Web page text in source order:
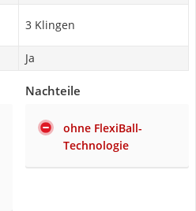
3 Klingen
Ja
Nachteile
ohne FlexiBall-
Technologie